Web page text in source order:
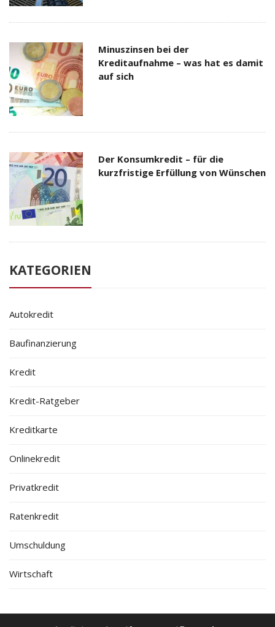
Minuszinsen bei der
Kreditaufnahme – was hat es damit
auf sich
Der Konsumkredit – für die
kurzfristige Erfüllung von Wünschen
KATEGORIEN
Autokredit
Baufinanzierung
Kredit
Kredit-Ratgeber
Kreditkarte
Onlinekredit
Privatkredit
Ratenkredit
Umschuldung
Wirtschaft